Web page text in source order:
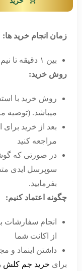
زمان انجام خرید ها:
بین ۱ دقیقه تا نیم ساعت
روش خرید:
روش خرید با
میباشد. (توصیه
مراجعه کنید
در صورتی که
سوپرسل ایدی
بفرمایید.
چگونه اعتماد کنیم:
انجام سفارشات
از اکانت شما
داشتن اینماد و
برای خرید جم کلش